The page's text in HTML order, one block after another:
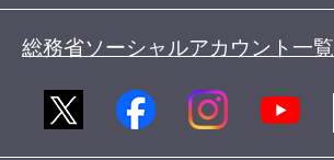
総務省ソーシャルアカウント一覧